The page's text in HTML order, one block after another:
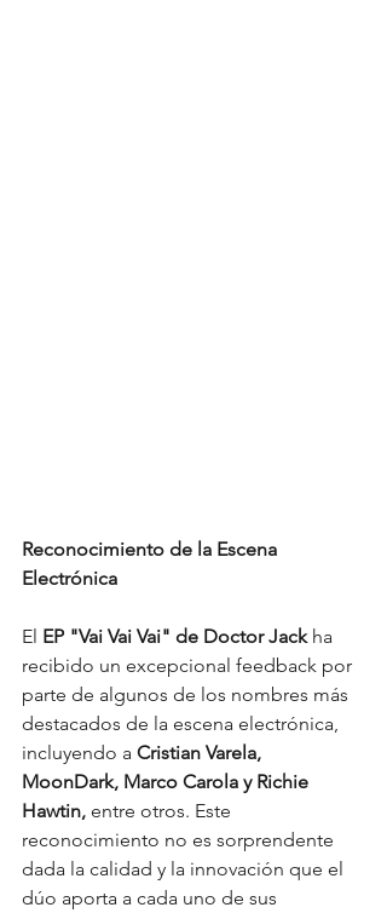
Reconocimiento de la Escena
Electrónica
El EP "Vai Vai Vai" de Doctor Jack ha
recibido un excepcional feedback por
parte de algunos de los nombres más
destacados de la escena electrónica,
incluyendo a Cristian Varela,
MoonDark, Marco Carola y Richie
Hawtin, entre otros. Este
reconocimiento no es sorprendente
dada la calidad y la innovación que el
dúo aporta a cada uno de sus